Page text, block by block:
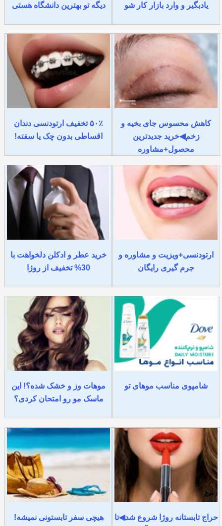
یادبگیر و وارد بازار کار شو
دیگه تو بهترین دانشگاه هستی
کاهش محسوس جای بخیه و
زخم◀خرید جدیدترین
محصول+مشاوره
۵۰٪ تخفیف ارتودنسی دندان
اقساطی بدون چک یا سفته!
ارتودنسی+ویزیت و مشاوره و
جرم گیری رایگان
خرید عطر و ادکلن دلخواهت با
30% تخفیف از روژا
شامپوی مناسب موهای تو
موهات وز و خشک شده؟! این
ماسک مو رو امتحان کردی؟
حراج تابستانه روژا شروع شد◀تا
هیچی سفر تابستونی نمیشه!